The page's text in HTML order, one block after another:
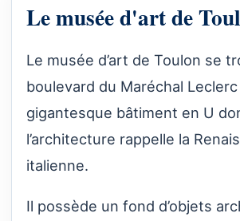
Le musée d'art de
Le musée d’art de Toulon se
boulevard du Maréchal
gigantesque bâtiment en U
l’architecture rappelle la
italienne.
Il possède un fond d’objets